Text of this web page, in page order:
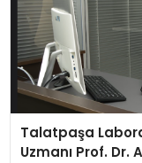
Talatpaşa
Uzmanı Prof. Dr.